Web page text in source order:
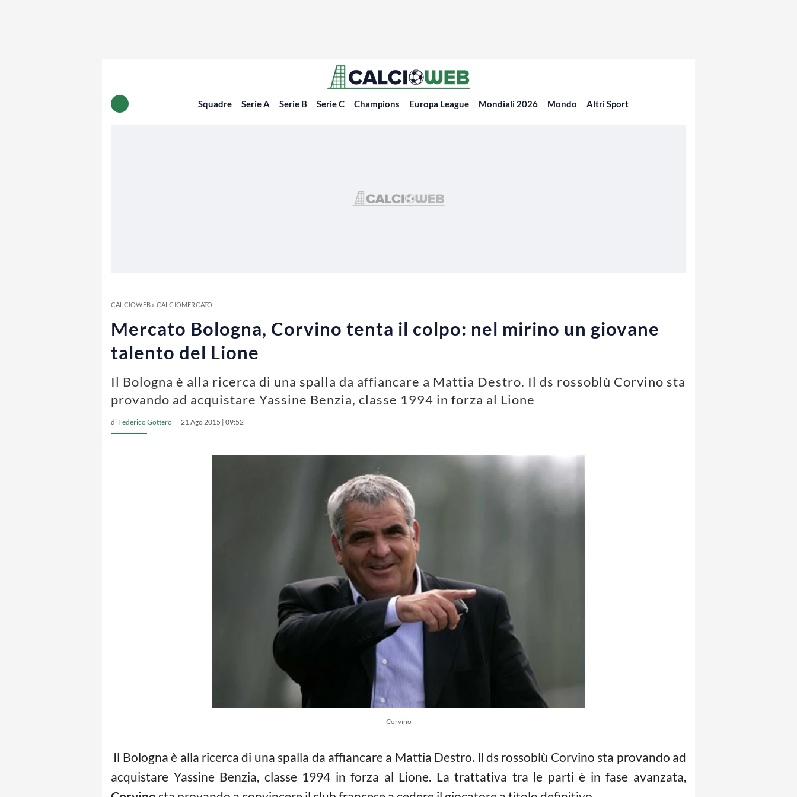
Squadre Serie A Serie B Serie C Champions Europa League Mondiali 2026 Mondo Altri Sport
CALCIOWEB» CALCIOMERCATO
Mercato Bologna, Corvino tenta il colpo: nel mirino un giovane
talento del Lione
Il Bologna è alla ricerca di una spalla da affiancare a Mattia Destro. Il ds rossoblù Corvino sta
provando ad acquistare Yassine Benzia, classe 1994 in forza al Lione
di Federico Gottero 21 Ago 2015 | 09:52
Corvino
Il Bologna è alla ricerca di una spalla da affiancare a Mattia Destro. Il ds rossoblù Corvino sta provando ad
acquistare Yassine Benzia, classe 1994 in forza al Lione. La trattativa tra le parti è in fase avanzata,